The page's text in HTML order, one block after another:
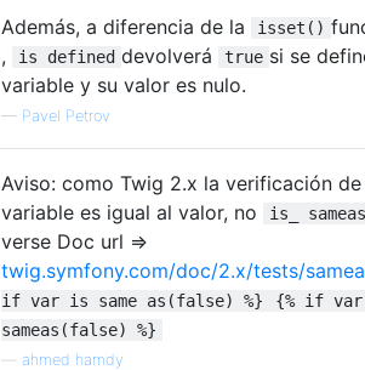
Además, a diferencia de la isset()
,
is defined devolverá true si se
variable y su valor es nulo.
— Pavel Petrov
Aviso: como Twig 2.x la verificación
variable es igual al valor, no
is_ sameas
verse Doc url =>
twig.symfony.com/doc/2.x/tests/
if var is same as(false) %}
{% if
sameas(false) %}
ahmed hamdy